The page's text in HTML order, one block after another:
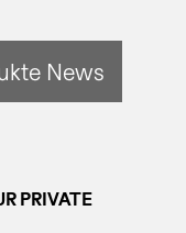
News
PRIVATE